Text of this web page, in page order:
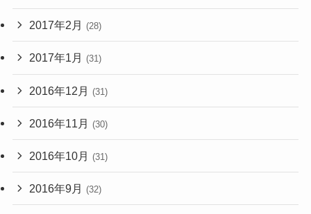
2017年2月 (28)
2017年1月 (31)
2016年12月 (31)
2016年11月 (30)
2016年10月 (31)
2016年9月 (32)